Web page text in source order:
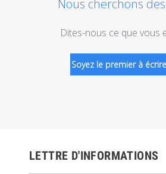
Nous cherchons
Dites-nous ce que vous
Soyez le premier à
LETTRE D'INFORMATIONS